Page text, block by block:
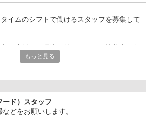
イムのシフトで働けるスタッフを募集して
き、急な予定変更にも安心。未経験でも丁
ます。
もっと見る
ード）スタッフ
どをお願いします。